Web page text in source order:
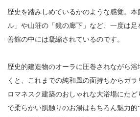
歴史を踏みしめているかのような感覚。本
ル」や山荘の「鏡の廊下」など、一度は
善館の中には凝縮されているのです。
歴史的建造物のオーラに圧巻されながら
くと、これまでの純和風の面持ちからガラ
ロマネスク建築のおしゃれな大浴場にた
で柔らかい肌触りのお湯はもちろん魅力